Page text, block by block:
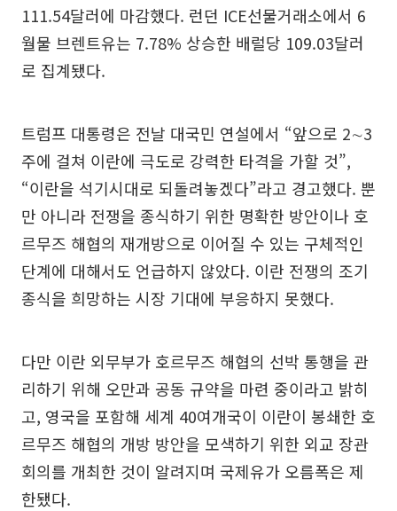
111.54달러에 마감했다. 런던 ICE선물거래소에서 6
월물 브렌트유는 7.78% 상승한 배럴당 109.03달러
로 집계됐다.
트럼프 대통령은 전날 대국민 연설에서 “앞으로 2∼3
주에 걸쳐 이란에 극도로 강력한 타격을 가할 것”,
“이란을 석기시대로 되돌려놓겠다”라고 경고했다. 뿐
만 아니라 전쟁을 종식하기 위한 명확한 방안이나 호
르무즈 해협의 재개방으로 이어질 수 있는 구체적인
단계에 대해서도 언급하지 않았다. 이란 전쟁의 조기
종식을 희망하는 시장 기대에 부응하지 못했다.
다만 이란 외무부가 호르무즈 해협의 선박 통행을 관
리하기 위해 오만과 공동 규약을 마련 중이라고 밝히
고, 영국을 포함해 세계 40여개국이 이란이 봉쇄한 호
르무즈 해협의 개방 방안을 모색하기 위한 외교 장관
회의를 개최한 것이 알려지며 국제유가 오름폭은 제
한됐다.